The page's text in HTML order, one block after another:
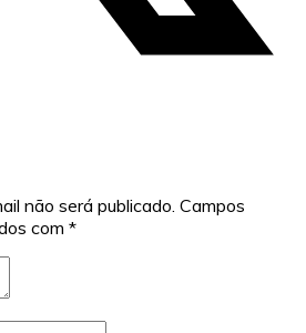
não será publicado. Campos
com *